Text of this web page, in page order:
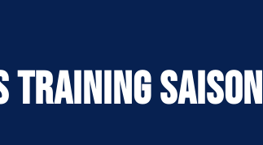
TRAINING SAISON